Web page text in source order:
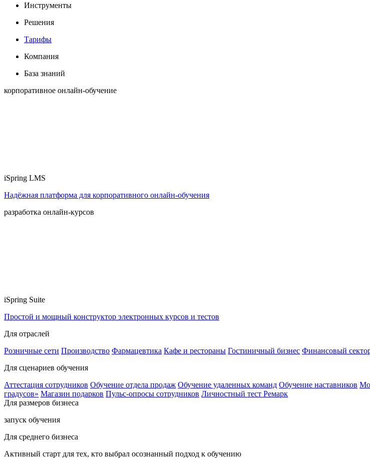
Инструменты
Решения
Тарифы
Компания
База знаний
корпоративное онлайн-обучение
iSpring LMS
Надёжная платформа для корпоративного онлайн‑обучения
разработка онлайн-курсов
iSpring Suite
Простой и мощный конструктор электронных курсов и тестов
Для отраслей
Розничные сети Производство Фармацевтика Кафе и рестораны Гостиничный бизнес Финансовый
Для сценариев обучения
Аттестация сотрудников Обучение отдела продаж Обучение удаленных команд Обучение наставников
градусов» Магазин подарков Пульс-опросы сотрудников Личностный тест Ремарк
Для размеров бизнеса
запуск обучения
Для среднего бизнеса
Активный старт для тех, кто выбрал осознанный подход к обучению